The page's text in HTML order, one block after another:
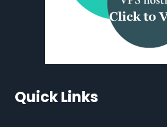
Quick Links